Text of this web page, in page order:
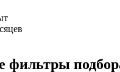
фильтры